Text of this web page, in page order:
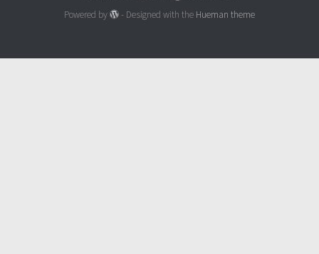
Powered by - Designed with the Hueman theme